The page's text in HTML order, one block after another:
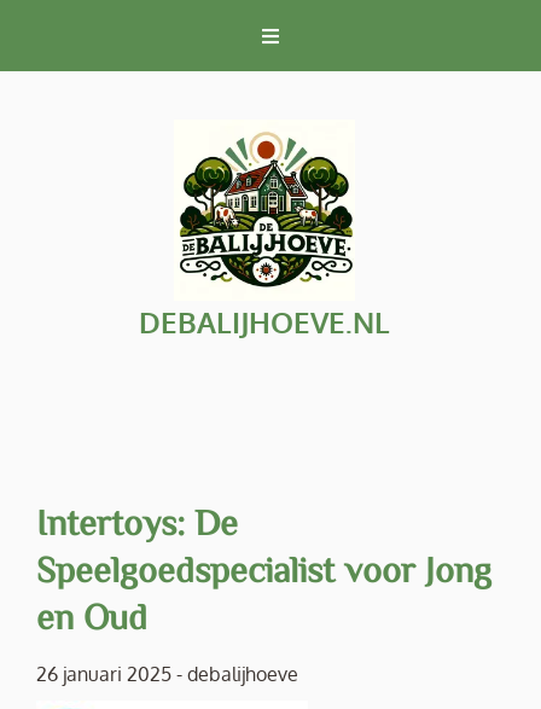
inhoud
DEBALIJHOEVE.NL
Intertoys: De
Speelgoedspecialist voor Jong
en Oud
26 januari 2025 - debalijhoeve